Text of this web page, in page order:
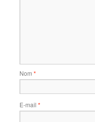
Nom *
E-mail *